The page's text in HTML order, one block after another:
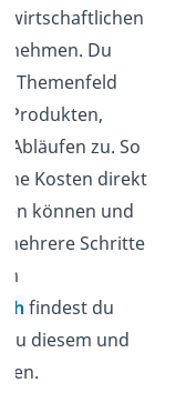
wirtschaftlichen
Du
Themenfeld
Produkten,
Abläufen zu. So
Kosten direkt
können und
mehrere Schritte
findest du
zu diesem und